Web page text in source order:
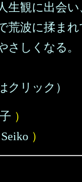
生観に出会い
荒波に揉ま
さしくなる。
クリック）
）
）